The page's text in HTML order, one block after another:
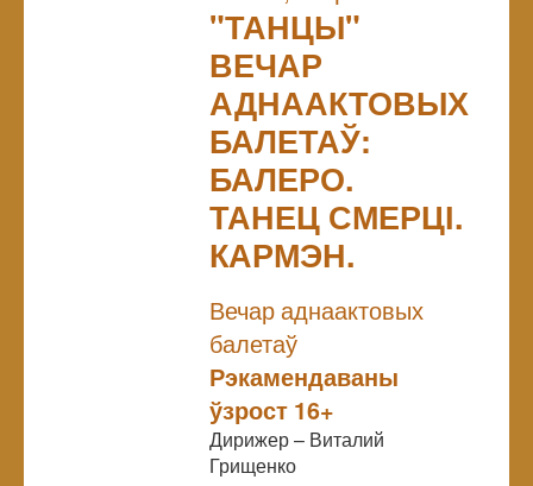
"ТАНЦЫ"
ВЕЧАР
АДНААКТОВЫХ
БАЛЕТАЎ:
БАЛЕРО.
ТАНЕЦ СМЕРЦІ.
КАРМЭН.
Вечар аднаактовых
балетаў
Рэкамендаваны
ўзрост 16+
Дирижер – Виталий
Грищенко